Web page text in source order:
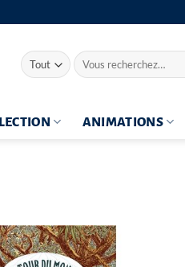
Recherche
pour :
ANIMATIONS